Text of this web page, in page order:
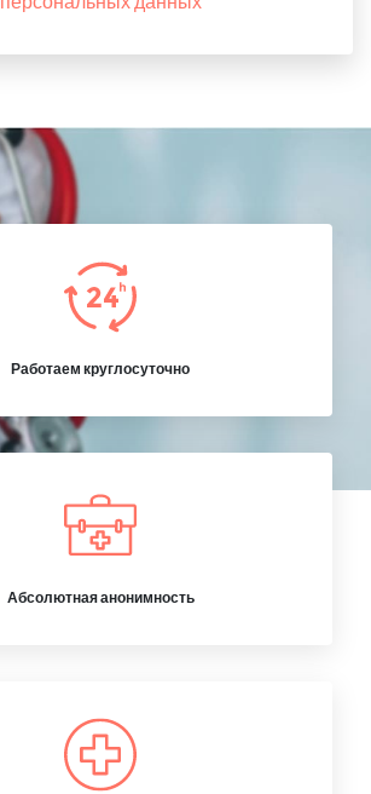
Работаем круглосуточно
Абсолютная анонимность